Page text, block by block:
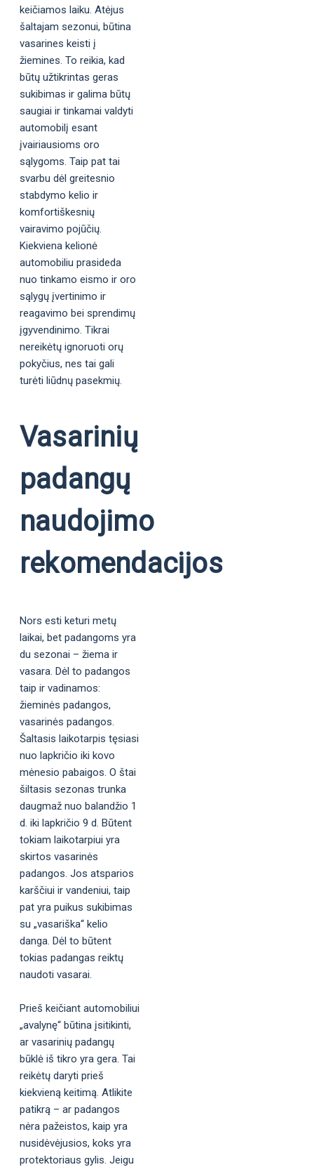
keičiamos laiku. Atėjus
šaltajam sezonui, būtina
vasarines keisti į
žiemines. To reikia, kad
būtų užtikrintas geras
sukibimas ir galima būtų
saugiai ir tinkamai valdyti
automobilį esant
įvairiausioms oro
sąlygoms. Taip pat tai
svarbu dėl greitesnio
stabdymo kelio ir
komfortiškesnių
vairavimo pojūčių.
Kiekviena kelionė
automobiliu prasideda
nuo tinkamo eismo ir oro
sąlygų įvertinimo ir
reagavimo bei sprendimų
įgyvendinimo. Tikrai
nereikėtų ignoruoti orų
pokyčius, nes tai gali
turėti liūdnų pasekmių.
Vasarinių
padangų
naudojimo
rekomendacijos
Nors esti keturi metų
laikai, bet padangoms yra
du sezonai – žiema ir
vasara. Dėl to padangos
taip ir vadinamos:
žieminės padangos,
vasarinės padangos.
Šaltasis laikotarpis tęsiasi
nuo lapkričio iki kovo
mėnesio pabaigos. O štai
šiltasis sezonas trunka
daugmaž nuo balandžio 1
d. iki lapkričio 9 d. Būtent
tokiam laikotarpiui yra
skirtos vasarinės
padangos. Jos atsparios
karščiui ir vandeniui, taip
pat yra puikus sukibimas
su „vasariška“ kelio
danga. Dėl to būtent
tokias padangas reiktų
naudoti vasarai.
Prieš keičiant automobiliui
„avalynę“ būtina įsitikinti,
ar vasarinių padangų
būklė iš tikro yra gera. Tai
reikėtų daryti prieš
kiekvieną keitimą. Atlikite
patikrą – ar padangos
nėra pažeistos, kaip yra
nusidėvėjusios, koks yra
protektoriaus gylis. Jeigu